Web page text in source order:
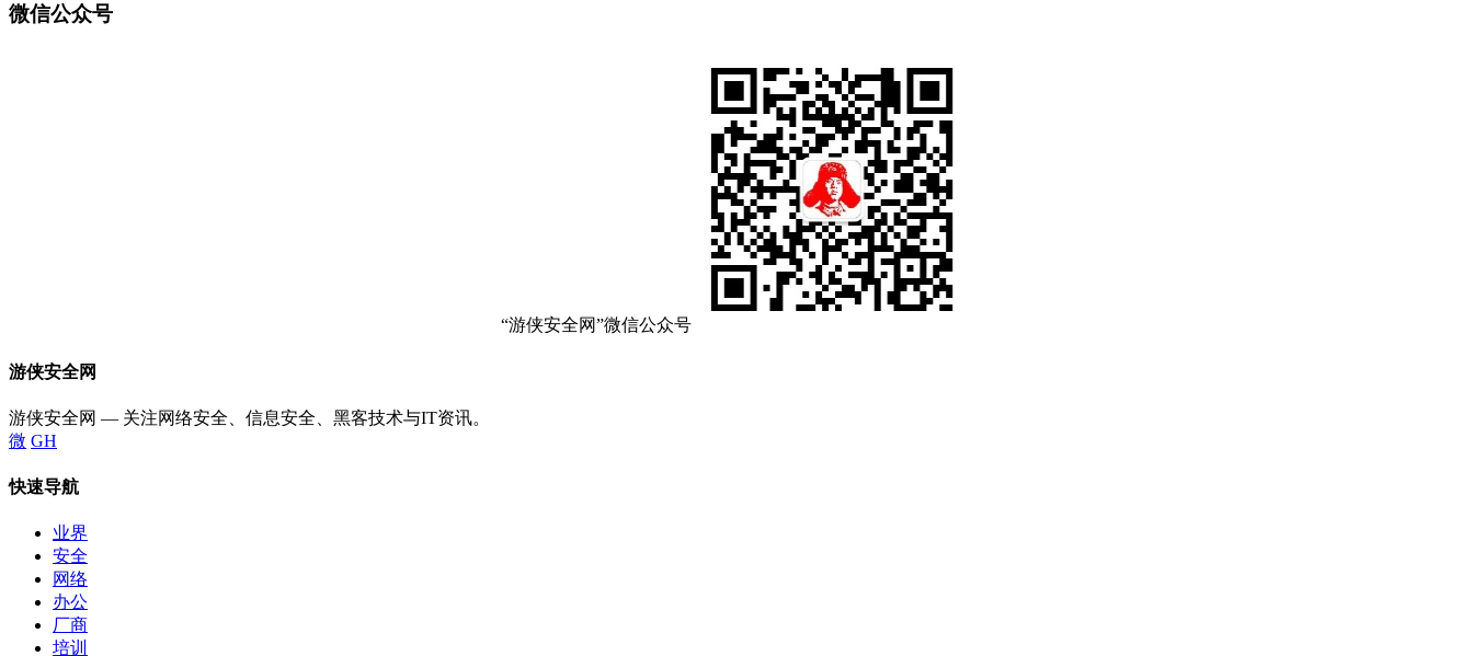
微信公众号
“游侠安全网”微信公众号
游侠安全网
游侠安全网 — 关注网络安全、信息安全、黑客技术与IT资讯。
微 GH
快速导航
业界
安全
网络
办公
厂商
培训